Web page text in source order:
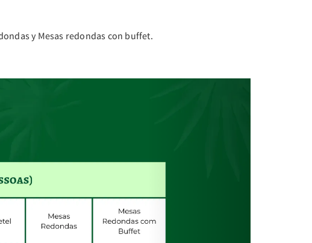
y Mesas redondas con buffet.